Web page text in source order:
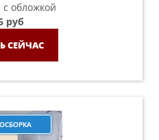
с обложкой
руб
СЕЙЧАС